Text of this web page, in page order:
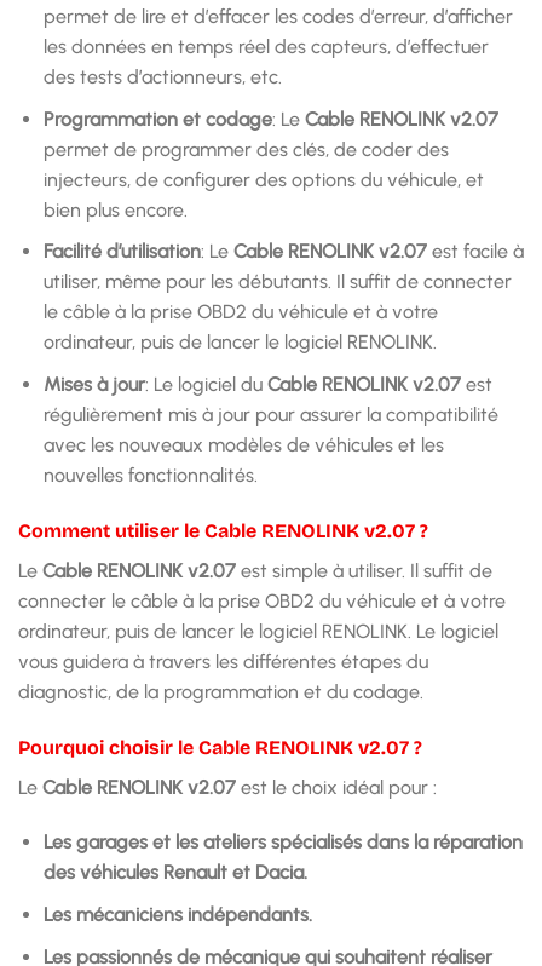
permet de lire et d’effacer les codes d’erreur, d’afficher
les données en temps réel des capteurs, d’effectuer
des tests d’actionneurs, etc.
Programmation et codage: Le Cable RENOLINK v2.07
permet de programmer des clés, de coder des
injecteurs, de configurer des options du véhicule, et
bien plus encore.
Facilité d’utilisation: Le Cable RENOLINK v2.07est facile à
utiliser, même pour les débutants. Il suffit de connecter
le câble à la prise OBD2 du véhicule et à votre
ordinateur, puis de lancer le logiciel RENOLINK.
Mises à jour: Le logiciel du Cable RENOLINK v2.07est
régulièrement mis à jour pour assurer la compatibilité
avec les nouveaux modèles de véhicules et les
nouvelles fonctionnalités.
Comment utiliser le Cable RENOLINK v2.07 ?
Le Cable RENOLINK v2.07 est simple à utiliser. Il suffit de
connecter le câble à la prise OBD2 du véhicule et à votre
ordinateur, puis de lancer le logiciel RENOLINK. Le logiciel
vous guidera à travers les différentes étapes du
diagnostic, de la programmation et du codage.
Pourquoi choisir le Cable RENOLINK v2.07 ?
Le Cable RENOLINK v2.07 est le choix idéal pour :
Les garages et les ateliers spécialisés dans la réparation
des véhicules Renault et Dacia.
Les mécaniciens indépendants.
Les passionnés de mécanique qui souhaitent réaliser